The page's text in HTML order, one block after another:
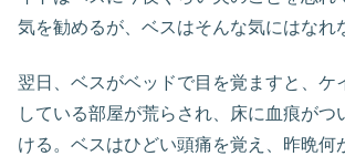
気を勧めるが、ベスはそんな気にはなれ
翌日、ベスがベッドで目を覚ますと、ケ
している部屋が荒らされ、床に血痕がつ
ける。ベスはひどい頭痛を覚え、昨晩何